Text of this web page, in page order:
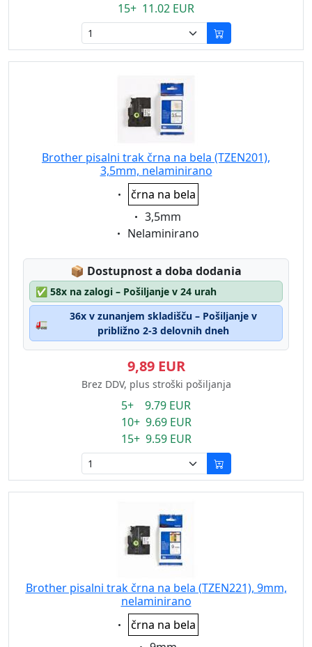
15+ 11.02 EUR
Brother pisalni trak črna na bela (TZEN201),
3,5mm, nelaminirano
Eigenschaft:
črna na bela
Eigenschaft:
3,5mm
Eigenschaft:
Nelaminirano
📦 Lagerstatus:
Dostupnost a doba dodania
✅ 58x na zalogi – Pošiljanje v 24 urah
🚛
36x v zunanjem skladišču – Pošiljanje v
približno 2-3 delovnih dneh
9,89 EUR
Brez DDV, plus stroški pošiljanja
5+ 9.79 EUR
10+ 9.69 EUR
15+ 9.59 EUR
Brother pisalni trak črna na bela (TZEN221), 9mm,
nelaminirano
Eigenschaft:
črna na bela